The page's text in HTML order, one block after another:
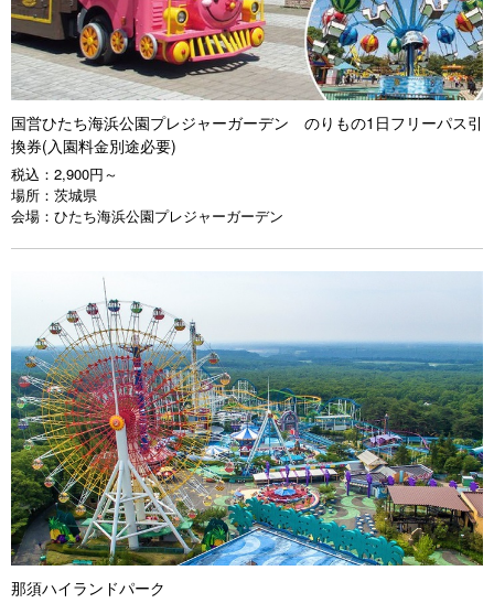
国営ひたち海浜公園プレジャーガーデン のりもの1日フリーパス引
換券(入園料金別途必要)
税込： 2,900円～
場所： 茨城県
会場： ひたち海浜公園プレジャーガーデン
那須ハイランドパーク